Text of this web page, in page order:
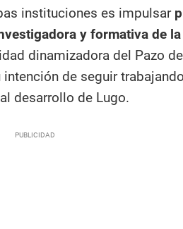
instituciones es impulsar
y formativa de la
dinamizadora del Pazo
de seguir
desarrollo de Lugo.